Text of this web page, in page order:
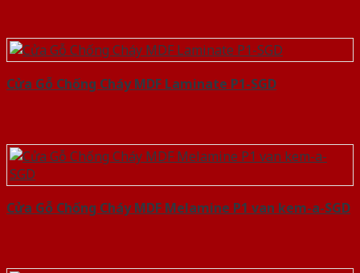
Cửa Gỗ Chống Cháy MDF Laminate P1-SGD
Cửa Gỗ Chống Cháy MDF Melamine P1 van kem-a-SGD